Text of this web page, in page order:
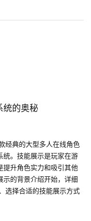
统的奥秘
经典的大型多人在线角色
统。技能展示是玩家在游
提升角色实力和吸引其他
的背景介绍开始，详细
选择合适的技能展示方式